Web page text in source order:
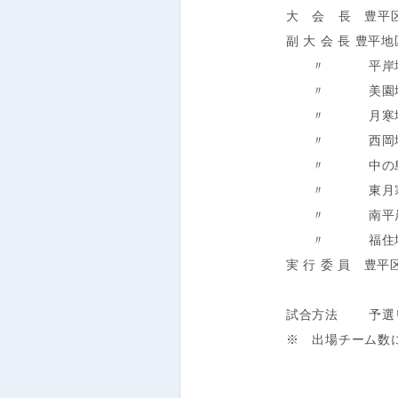
大 会 長 豊平区
副 大 会 長 豊平地
〃 平岸地区
〃 美園地区
〃 月寒地区
〃 西岡地区
〃 中の島地
〃 東月寒地
〃 南平岸地
〃 福住地区
実 行 委 員 豊平
試合方法 予選リ
※ 出場チーム数